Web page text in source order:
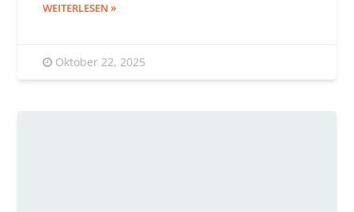
WEITERLESEN
Oktober 22, 2025